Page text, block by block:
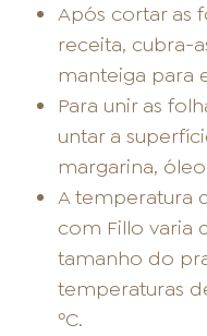
Após cortar as
receita, cubra-
manteiga para
Para unir as
untar a
margarina,
A temperatura
com Fillo varia
tamanho do
temperaturas
ºC.